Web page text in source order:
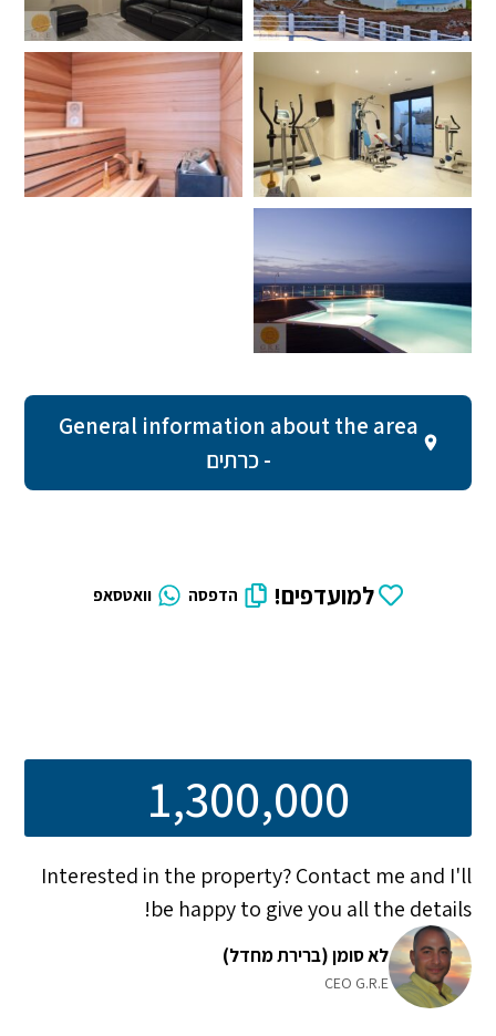
General information about the area
- כרתים
למועדפים! הדפסה וואטסאפ
1,300,000
Interested in the property? Contact me and I'll
be happy to give you all the details!
לא סומן (ברירת מחדל)
CEO G.R.E